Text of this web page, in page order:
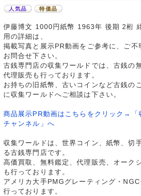
人気品 特価品
伊藤博文 1000円紙幣 1963年 後期 2桁
用の詳細は、
掲載写真と展示PR動画をご参考に、ご不
お問合せ下さい。
古銭専門店の収集ワールドでは、古銭の
代理販売も行っております。
お持ちの旧紙幣、古いコインなど古銭の
に収集ワールドへご相談は下さい。
商品展示PR動画はこちらをクリック→
チャンネル」へ
収集ワールドは、世界コイン、紙幣、切
る古銭専門店です。
高価買取、無料鑑定、代理販売、オーク
も行っております。
アメリカ大手PMGグレーティング・
行っております。